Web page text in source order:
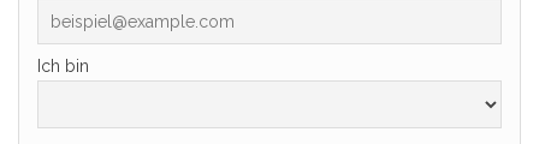
Ich bin